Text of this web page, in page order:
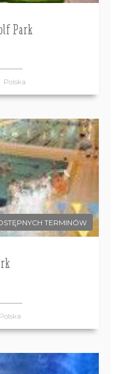
Park
Polska
TERMINÓW
Polska